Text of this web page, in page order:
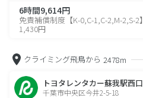
6時間9,614円
免責補償制度【K-0,C-1,C-2,M-2,S-2】
1,430円
クライミング飛鳥から 2478m
トヨタレンタカー蘇我駅西口
千葉市中央区今井2-5-18